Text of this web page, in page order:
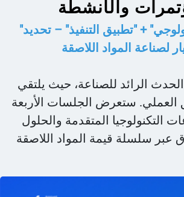
والأنشطة
"الاختراق التكنولوجي" + "تطبيق التنفيذ" – تحديد
الرائد للصناعة، حيث يلتقي
العملي. ستعرض الجلسات الأربعة
التكنولوجيا المتقدمة والحلول